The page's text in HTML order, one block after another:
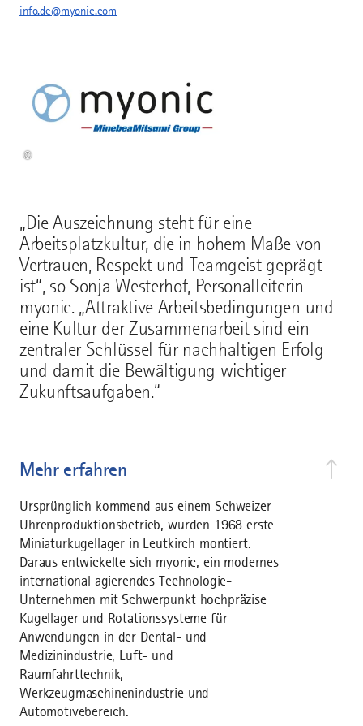
„Die Auszeichnung steht für eine
Arbeitsplatzkultur, die in hohem Maße von
Vertrauen, Respekt und Teamgeist geprägt
ist“, so Sonja Westerhof, Personalleiterin
myonic. „Attraktive Arbeitsbedingungen und
eine Kultur der Zusammenarbeit sind ein
zentraler Schlüssel für nachhaltigen Erfolg
und damit die Bewältigung wichtiger
Zukunftsaufgaben.“
Mehr erfahren
Ursprünglich kommend aus einem Schweizer
Uhrenproduktionsbetrieb, wurden 1968 erste
Miniaturkugellager in Leutkirch montiert.
Daraus entwickelte sich myonic, ein modernes
international agierendes Technologie-
Unternehmen mit Schwerpunkt hochpräzise
Kugellager und Rotationssysteme für
Anwendungen in der Dental- und
Medizinindustrie, Luft- und
Raumfahrttechnik,
Werkzeugmaschinenindustrie und
Automotivebereich.
info.de@myonic.com
©